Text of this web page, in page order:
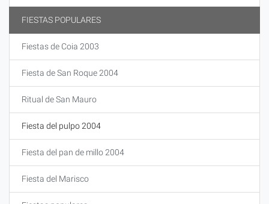
FIESTAS POPULARES
Fiestas de Coia 2003
Fiesta de San Roque 2004
Ritual de San Mauro
Fiesta del pulpo 2004
Fiesta del pan de millo 2004
Fiesta del Marisco